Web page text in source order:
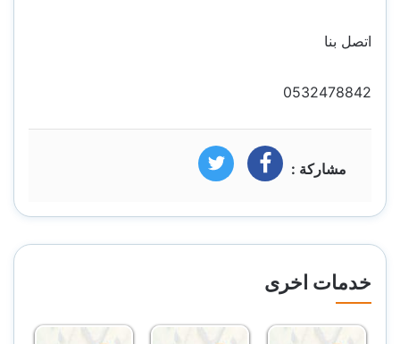
اتصل بنا
0532478842
مشاركة : فيسبوك تويتر
خدمات اخرى